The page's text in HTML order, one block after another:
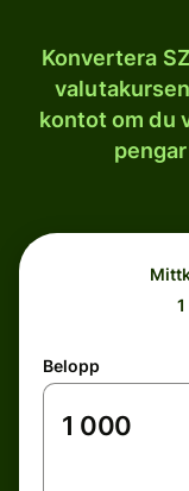
Konvertera
kontot om du
Belopp